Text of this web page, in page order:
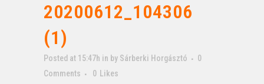
20200612_104306
(1)
Posted at 15:47h in by Sárberki Horgásztó
0
Comments
0 Likes